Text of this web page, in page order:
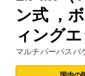
ン式 ，
ィング
マルチパーパスバ